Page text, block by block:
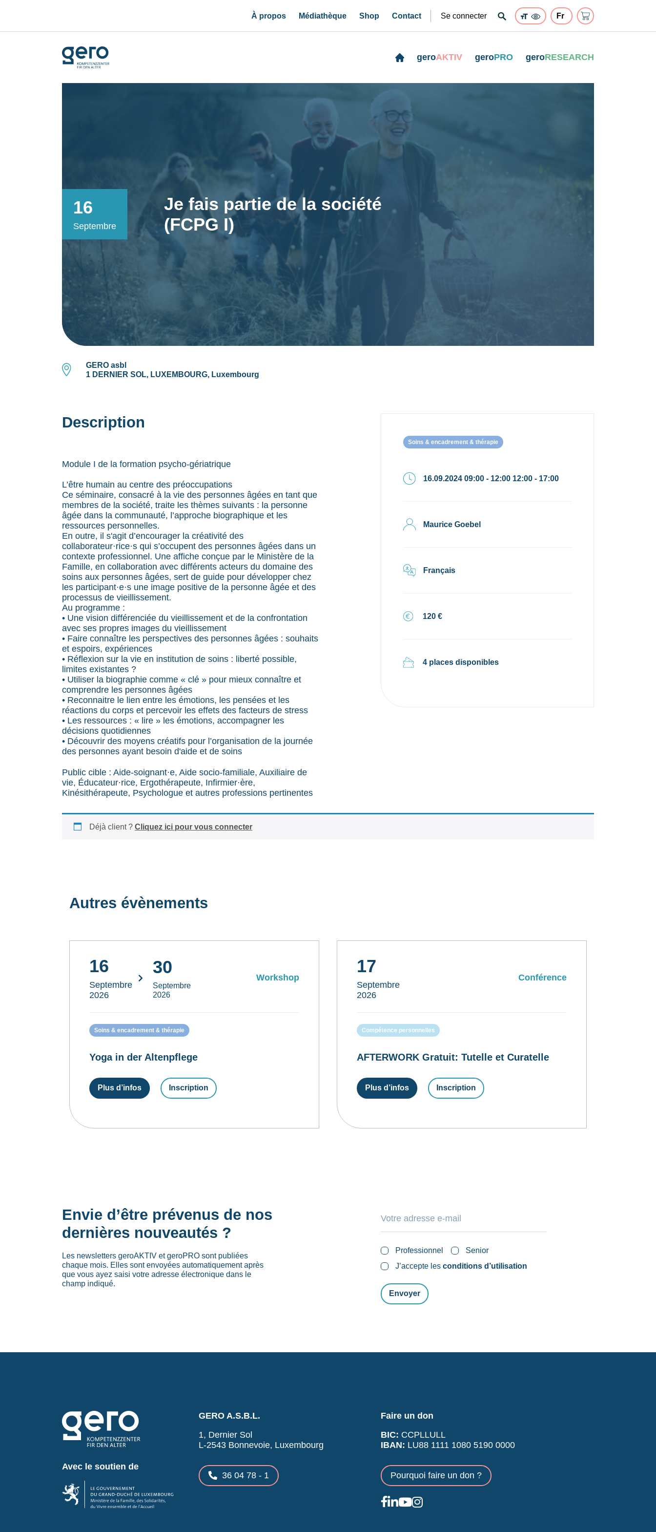
À propos Médiathèque Shop Contact Se connecter
geroAKTIV geroPRO geroRESEARCH
16
Septembre
Je fais partie de la société
(FCPG I)
GERO asbl
1 DERNIER SOL, LUXEMBOURG, Luxembourg
Description
Module I de la formation psycho-gériatrique
L’être humain au centre des préoccupations
Ce séminaire, consacré à la vie des personnes âgées en tant que
membres de la société, traite les thèmes suivants : la personne
âgée dans la communauté, l’approche biographique et les
ressources personnelles.
En outre, il s'agit d’encourager la créativité des
collaborateur·rice·s qui s’occupent des personnes âgées dans un
contexte professionnel. Une affiche conçue par le Ministère de la
Famille, en collaboration avec différents acteurs du domaine des
soins aux personnes âgées, sert de guide pour développer chez
les participant·e·s une image positive de la personne âgée et des
processus de vieillissement.
Au programme :
• Une vision différenciée du vieillissement et de la confrontation
avec ses propres images du vieillissement
• Faire connaître les perspectives des personnes âgées : souhaits
et espoirs, expériences
• Réflexion sur la vie en institution de soins : liberté possible,
limites existantes ?
• Utiliser la biographie comme « clé » pour mieux connaître et
comprendre les personnes âgées
• Reconnaitre le lien entre les émotions, les pensées et les
réactions du corps et percevoir les effets des facteurs de stress
• Les ressources : « lire » les émotions, accompagner les
décisions quotidiennes
• Découvrir des moyens créatifs pour l’organisation de la journée
des personnes ayant besoin d'aide et de soins
Public cible : Aide-soignant·e, Aide socio-familiale, Auxiliaire de
vie, Éducateur·rice, Ergothérapeute, Infirmier·ère,
Kinésithérapeute, Psychologue et autres professions pertinentes
Soins & encadrement & thérapie
16.09.2024 09:00 - 12:00 12:00 - 17:00
Maurice Goebel
Français
120 €
4 places disponibles
Déjà client ? Cliquez ici pour vous connecter
Autres évènements
16
Septembre
2026
30
Septembre
2026
Workshop
Soins & encadrement & thérapie
Yoga in der Altenpflege
Plus d’infos Inscription
17
Septembre
2026
Conférence
Compétence personnelles
AFTERWORK Gratuit: Tutelle et Curatelle
Plus d’infos Inscription
Envie d’être prévenus de nos
dernières nouveautés ?
Les newsletters geroAKTIV et geroPRO sont publiées
chaque mois. Elles sont envoyées automatiquement après
que vous ayez saisi votre adresse électronique dans le
champ indiqué.
Professionnel
Senior
J’accepte lesconditions d’utilisation
Avec le soutien de
GERO A.S.B.L.
1, Dernier Sol
L-2543 Bonnevoie, Luxembourg
36 04 78 - 1
Faire un don
BIC: CCPLLULL
IBAN: LU88 1111 1080 5190 0000
Pourquoi faire un don ?